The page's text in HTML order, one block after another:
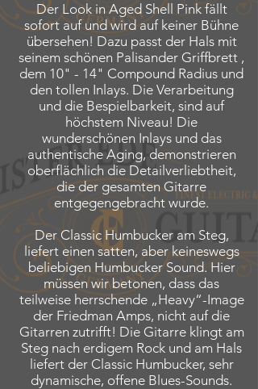
Der Look in Aged Shell Pink fällt
sofort auf und wird auf keiner Bühne
übersehen! Dazu passt der Hals mit
seinem schönen Palisander Griffbrett ,
dem 10" - 14" Compound Radius und
den tollen Inlays. Die Verarbeitung
und die Bespielbarkeit, sind auf
höchstem Niveau! Die
wunderschönen Inlays und das
authentische Aging, demonstrieren
oberflächlich die Detailverliebtheit,
die der gesamten Gitarre
entgegengebracht wurde.
Der Classic Humbucker am Steg,
liefert einen satten, aber keineswegs
beliebigen Humbucker Sound. Hier
müssen wir betonen, dass das
teilweise herrschende „Heavy“-Image
der Friedman Amps, nicht auf die
Gitarren zutrifft! Die Gitarre klingt am
Steg nach erdigem Rock und am Hals
liefert der Classic Humbucker, sehr
dynamische, offene Blues-Sounds.